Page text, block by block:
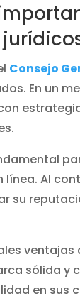
Consejo
En un
línea. Al
su
sólida y
en sus